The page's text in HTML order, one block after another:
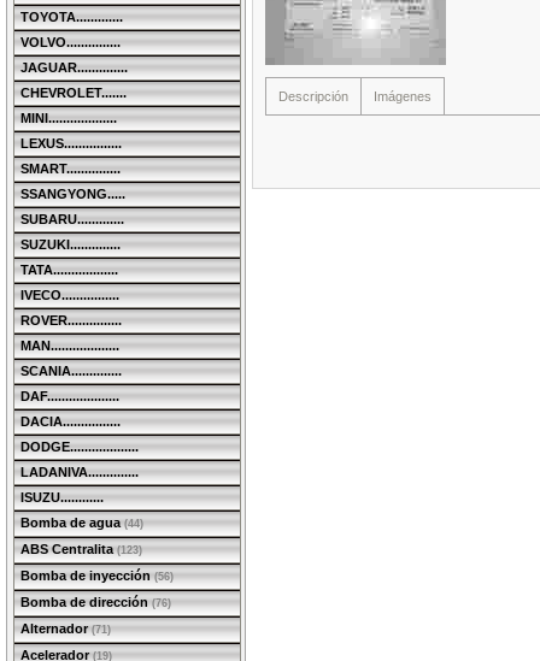
TOYOTA.............
VOLVO...............
JAGUAR..............
CHEVROLET.......
MINI...................
LEXUS................
SMART...............
SSANGYONG.....
SUBARU.............
SUZUKI..............
TATA..................
IVECO................
ROVER...............
MAN...................
SCANIA..............
DAF....................
DACIA................
DODGE...................
LADANIVA..............
ISUZU............
Bomba de agua (44)
ABS Centralita (123)
Bomba de inyección (56)
Bomba de dirección (76)
Alternador (71)
Acelerador (19)
Descripción Imágenes